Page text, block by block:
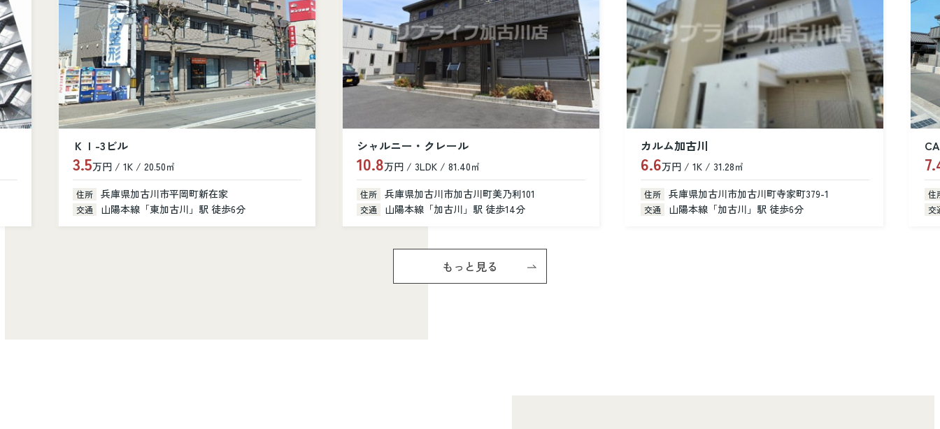
シャルニー・クレール
10.8万円 / 3LDK / 81.40㎡
住所 兵庫県加古川市加古川町美乃利101
交通 山陽本線「加古川」駅 徒歩14分
カルム加古川
6.6万円 / 1K / 31.28㎡
住所 兵庫県加古川市加古川町寺家町379-1
交通 山陽本線「加古川」駅 徒歩6分
CASA dear
7.4万円 / 2LDK / 52.90㎡
住所 兵庫県加古川市尾上町池田
交通 山陽電鉄本線「浜の宮」駅 徒歩14分
8
住
交
もっと見る